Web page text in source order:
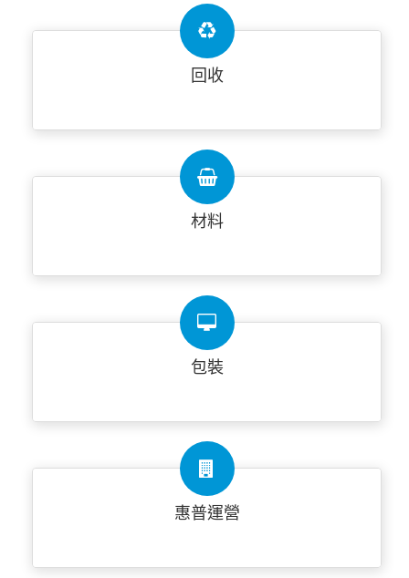
回收
材料
包裝
惠普運營